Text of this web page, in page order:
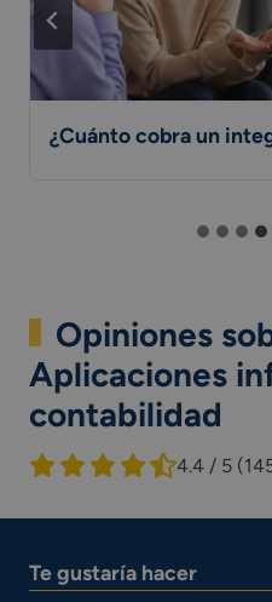
¿Cuánto cobra un
Opiniones
Aplicaciones
contabilidad
4.4 / 5
Te gustaría hacer